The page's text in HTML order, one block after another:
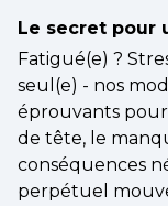
Le secret pour
Fatigué(e) ?
seul(e) - nos
éprouvants pour
de tête, le
conséquences
perpétuel